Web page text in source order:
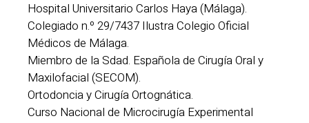
Hospital Universitario Carlos Haya (Málaga).
Colegiado n.º 29/7437 Ilustra Colegio Oficial
Médicos de Málaga.
Miembro de la Sdad. Española de Cirugía Oral y
Maxilofacial (SECOM).
Ortodoncia y Cirugía Ortognática.
Curso Nacional de Microcirugía Experimental